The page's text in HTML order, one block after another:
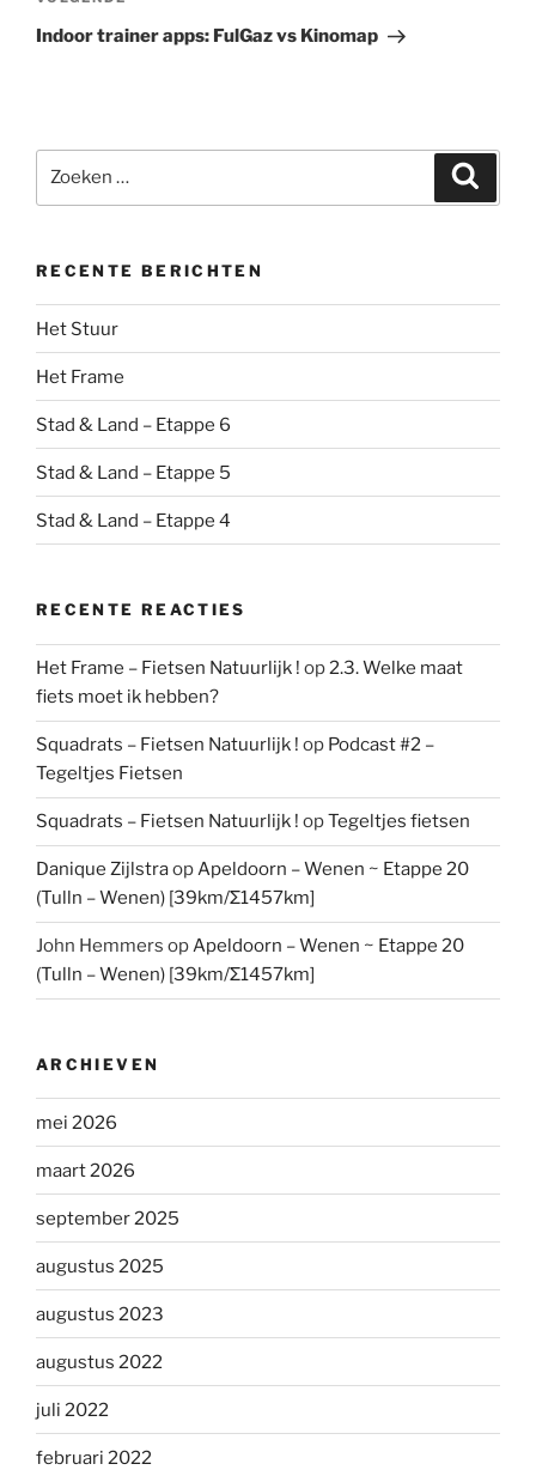
bericht
Indoor trainer apps: FulGaz vs Kinomap
naar:
RECENTE BERICHTEN
Het Stuur
Het Frame
Stad & Land – Etappe 6
Stad & Land – Etappe 5
Stad & Land – Etappe 4
RECENTE REACTIES
Het Frame – Fietsen Natuurlijk ! op2.3. Welke maat
fiets moet ik hebben?
Squadrats – Fietsen Natuurlijk ! op Podcast #2 –
Tegeltjes Fietsen
Squadrats – Fietsen Natuurlijk ! opTegeltjes fietsen
Danique ZijlstraopApeldoorn – Wenen ~ Etappe 20
(Tulln – Wenen) [39km/Σ1457km]
John Hemmers opApeldoorn – Wenen ~ Etappe 20
(Tulln – Wenen) [39km/Σ1457km]
ARCHIEVEN
mei 2026
maart 2026
september 2025
augustus 2025
augustus 2023
augustus 2022
juli 2022
februari 2022